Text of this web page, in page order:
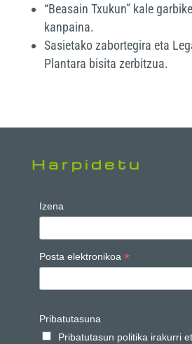
“Beasain Txukun” kale
kanpaina.
Sasietako zabortegira eta
Plantara bisita zerbitzua.
Harpidetu
Izena
Posta elektronikoa *
Pribatutasuna
Pribatutasun politika irakurri